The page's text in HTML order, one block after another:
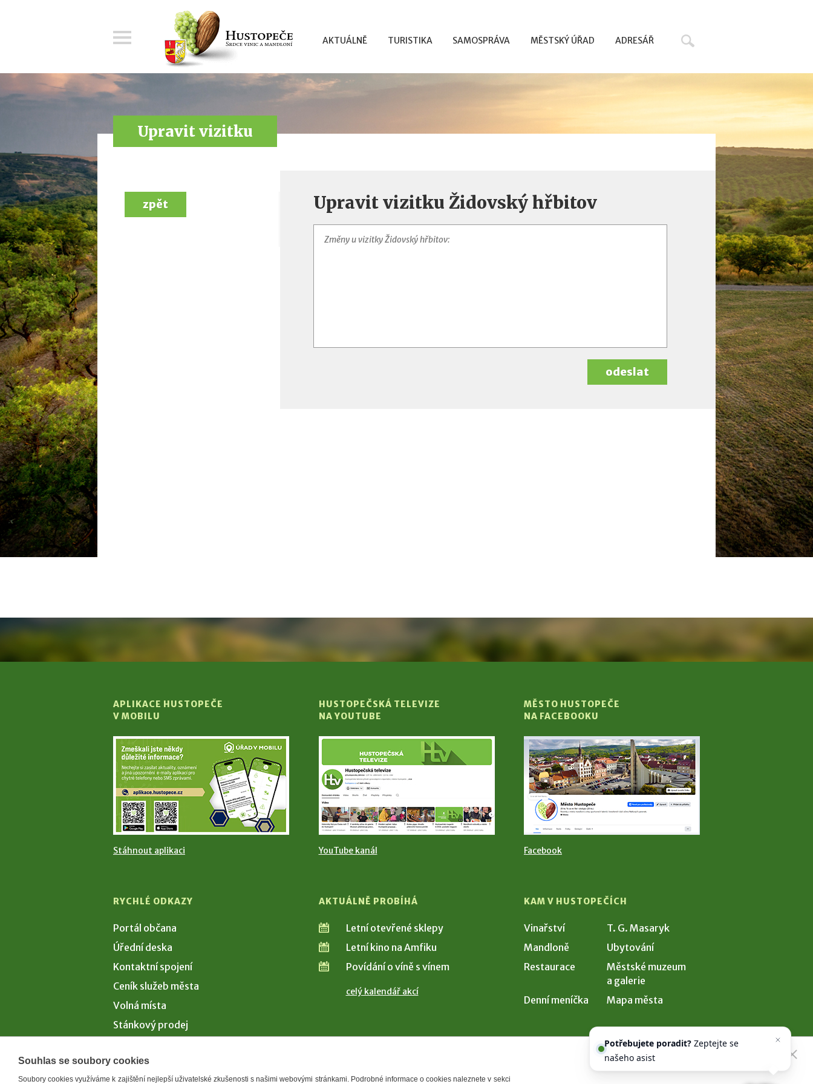
AKTUÁLNĚ TURISTIKA SAMOSPRÁVA MĚSTSKÝ ÚŘAD ADRESÁŘ
Upravit vizitku
Upravit vizitku Židovský hřbitov
odeslat
zpět
APLIKACE HUSTOPEČE
V MOBILU
Stáhnout aplikaci
HUSTOPEČSKÁ TELEVIZE
NA YOUTUBE
YouTube kanál
MĚSTO HUSTOPEČE
NA FACEBOOKU
Facebook
RYCHLÉ ODKAZY
Portál občana
Úřední deska
Kontaktní spojení
Ceník služeb města
Volná místa
Stánkový prodej
AKTUÁLNĚ PROBÍHÁ
Letní otevřené sklepy
Letní kino na Amfiku
Povídání o víně s vínem
celý kalendář akcí
KAM V HUSTOPEČÍCH
Vinařství
T. G. Masaryk
Mandloně
Ubytování
Restaurace
Městské muzeum
a galerie
Denní meníčka
Mapa města
Souhlas se soubory cookies
Soubory cookies využíváme k zajištění nejlepší uživatelské zkušenosti s našimi webovými stránkami. Podrobné informace o cookies naleznete v sekci
Potřebujete poradit?Zeptejte se
našeho asistenta